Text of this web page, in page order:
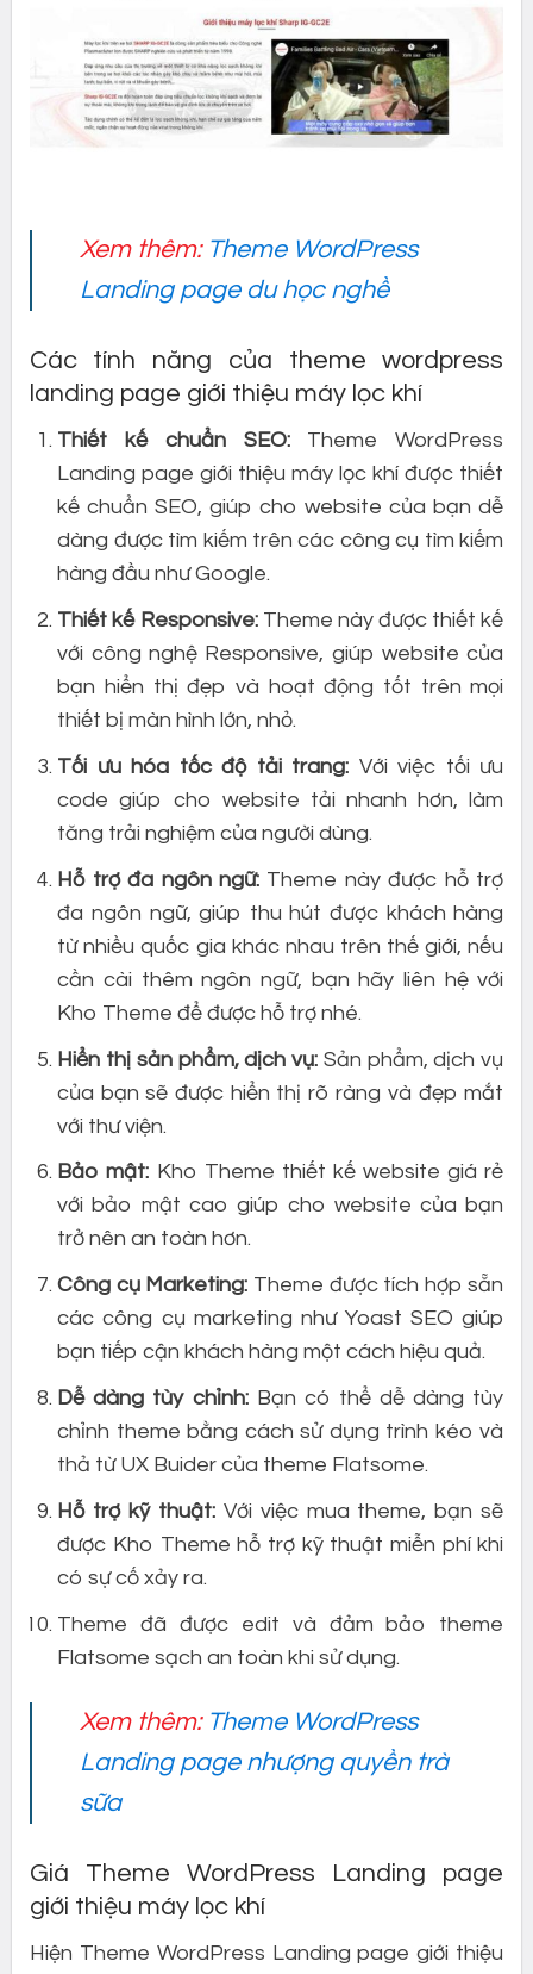
Xem thêm: Theme WordPress
Landing page du học nghề
Các tính năng của theme wordpress
landing page giới thiệu máy lọc khí
Thiết kế chuẩn SEO:Theme WordPress
Landing page giới thiệu máy lọc khí được thiết
kế chuẩn SEO, giúp cho website của bạn dễ
dàng được tìm kiếm trên các công cụ tìm kiếm
hàng đầu như Google.
Thiết kế Responsive:Theme này được thiết kế
với công nghệ Responsive, giúp website của
bạn hiển thị đẹp và hoạt động tốt trên mọi
thiết bị màn hình lớn, nhỏ.
Tối ưu hóa tốc độ tải trang: Với việc tối ưu
code giúp cho website tải nhanh hơn, làm
tăng trải nghiệm của người dùng.
Hỗ trợ đa ngôn ngữ: Theme này được hỗ trợ
đa ngôn ngữ, giúp thu hút được khách hàng
từ nhiều quốc gia khác nhau trên thế giới, nếu
cần cài thêm ngôn ngữ, bạn hãy liên hệ với
Kho Theme để được hỗ trợ nhé.
Hiển thị sản phẩm, dịch vụ: Sản phẩm, dịch vụ
của bạn sẽ được hiển thị rõ ràng và đẹp mắt
với thư viện.
Bảo mật: Kho Theme thiết kế website giá rẻ
với bảo mật cao giúp cho website của bạn
trở nên an toàn hơn.
Công cụ Marketing: Theme được tích hợp sẵn
các công cụ marketing như Yoast SEO giúp
bạn tiếp cận khách hàng một cách hiệu quả.
Dễ dàng tùy chỉnh:Bạn có thể dễ dàng tùy
chỉnh theme bằng cách sử dụng trình kéo và
thả từ UX Buider của theme Flatsome.
Hỗ trợ kỹ thuật:Với việc mua theme, bạn sẽ
được Kho Theme hỗ trợ kỹ thuật miễn phí khi
có sự cố xảy ra.
Theme đã được edit và đảm bảo theme
Flatsome sạch an toàn khi sử dụng.
Xem thêm: Theme WordPress
Landing page nhượng quyền trà
sữa
Giá Theme WordPress Landing page
giới thiệu máy lọc khí
Hiện Theme WordPress Landing page giới thiệu